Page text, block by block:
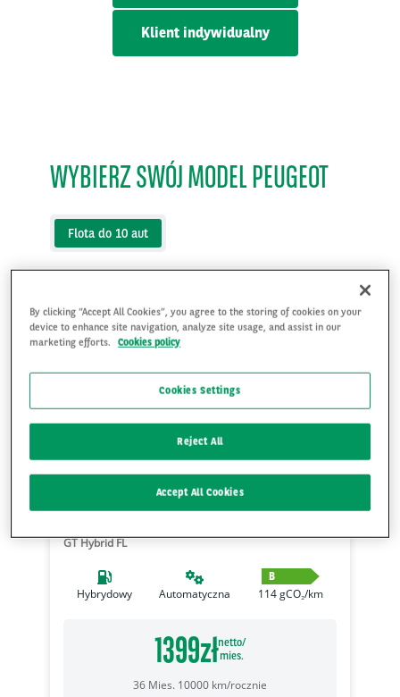
Klient indywidualny
WYBIERZ SWÓJ MODEL PEUGEOT
Flota do 10 aut
GT Hybrid FL
Hybrydowy Automatyczna
B
114gCO₂/km
1399złnetto/
mies.
36 Mies. 10000 km/rocznie
By clicking “Accept All Cookies”, you agree to the storing of cookies on your
device to enhance site navigation, analyze site usage, and assist in our
marketing efforts.
Cookies policy
Cookies Settings
Reject All
Accept All Cookies